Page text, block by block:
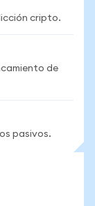
cripto.
de
pasivos.